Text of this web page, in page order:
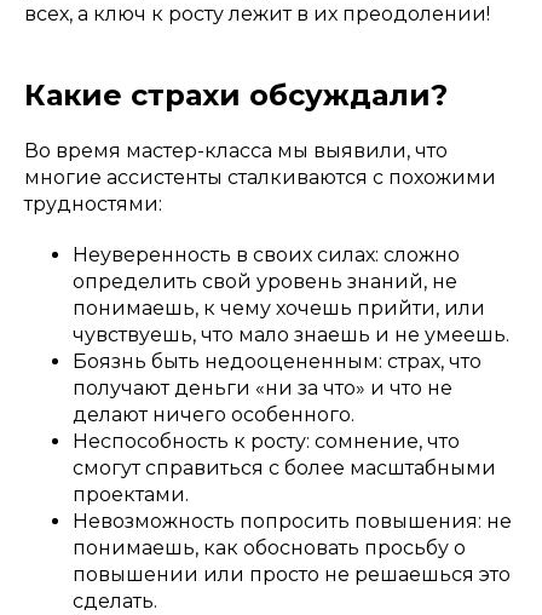
всех, а ключ к росту лежит в их преодолении!
Какие страхи обсуждали?
Во время мастер-класса мы выявили, что
многие ассистенты сталкиваются с похожими
трудностями:
Неуверенность в своих силах: сложно
определить свой уровень знаний, не
понимаешь, к чему хочешь прийти, или
чувствуешь, что мало знаешь и не умеешь.
Боязнь быть недооцененным: страх, что
получают деньги «ни за что» и что не
делают ничего особенного.
Неспособность к росту: сомнение, что
смогут справиться с более масштабными
проектами.
Невозможность попросить повышения: не
понимаешь, как обосновать просьбу о
повышении или просто не решаешься это
сделать.